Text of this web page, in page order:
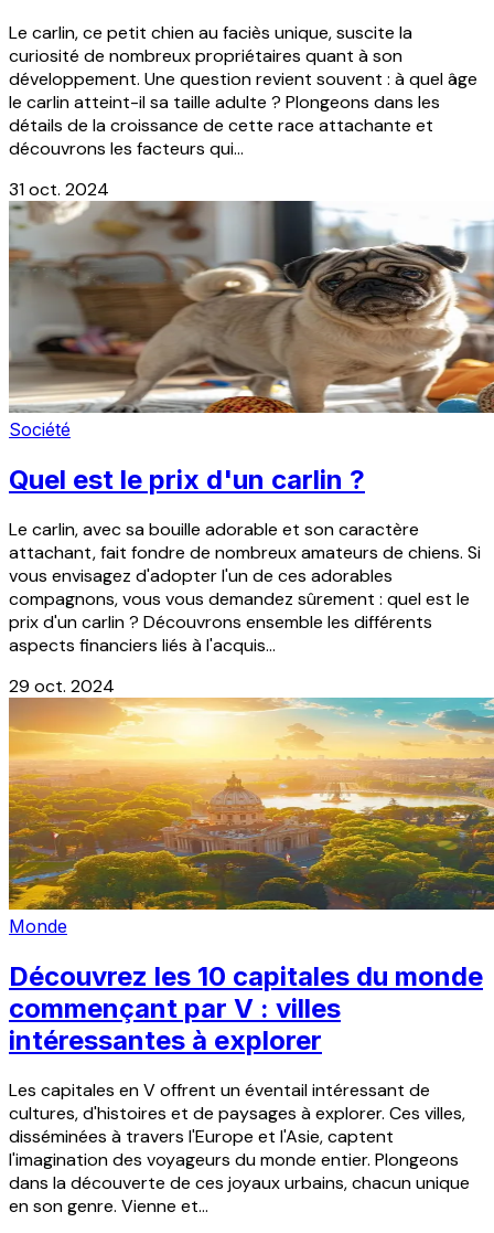
Le carlin, ce petit chien au faciès unique, suscite la
curiosité de nombreux propriétaires quant à son
développement. Une question revient souvent : à quel âge
le carlin atteint-il sa taille adulte ? Plongeons dans les
détails de la croissance de cette race attachante et
découvrons les facteurs qui...
31 oct. 2024
Société
Quel est le prix d'un carlin ?
Le carlin, avec sa bouille adorable et son caractère
attachant, fait fondre de nombreux amateurs de chiens. Si
vous envisagez d'adopter l'un de ces adorables
compagnons, vous vous demandez sûrement : quel est le
prix d'un carlin ? Découvrons ensemble les différents
aspects financiers liés à l'acquis...
29 oct. 2024
Monde
Découvrez les 10 capitales du monde
commençant par V : villes
intéressantes à explorer
Les capitales en V offrent un éventail intéressant de
cultures, d'histoires et de paysages à explorer. Ces villes,
disséminées à travers l'Europe et l'Asie, captent
l'imagination des voyageurs du monde entier. Plongeons
dans la découverte de ces joyaux urbains, chacun unique
en son genre. Vienne et...